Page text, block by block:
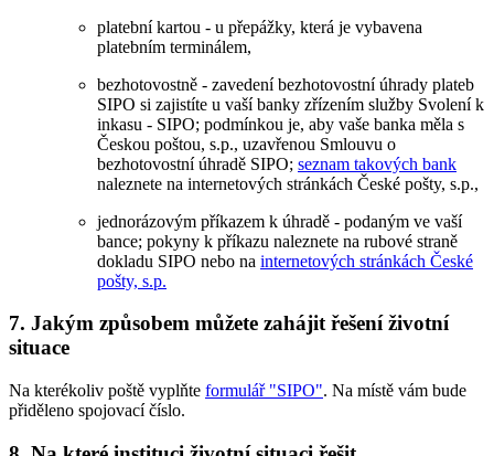
platební kartou - u přepážky, která je vybavena
platebním terminálem,
bezhotovostně - zavedení bezhotovostní úhrady plateb
SIPO si zajistíte u vaší banky zřízením služby Svolení k
inkasu - SIPO; podmínkou je, aby vaše banka měla s
Českou poštou, s.p., uzavřenou Smlouvu o
bezhotovostní úhradě SIPO; seznam takových bank
naleznete na internetových stránkách České pošty, s.p.,
jednorázovým příkazem k úhradě - podaným ve vaší
bance; pokyny k příkazu naleznete na rubové straně
dokladu SIPO nebo na internetových stránkách České
pošty, s.p.
7. Jakým způsobem můžete zahájit řešení životní
situace
Na kterékoliv poště vyplňte formulář "SIPO". Na místě vám bude
přiděleno spojovací číslo.